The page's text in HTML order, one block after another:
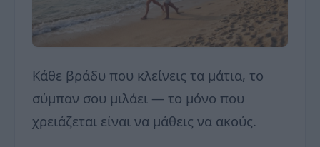
Κάθε βράδυ που κλείνεις τα μάτια, το
σύμπαν σου μιλάει — το μόνο που
χρειάζεται είναι να μάθεις να ακούς.